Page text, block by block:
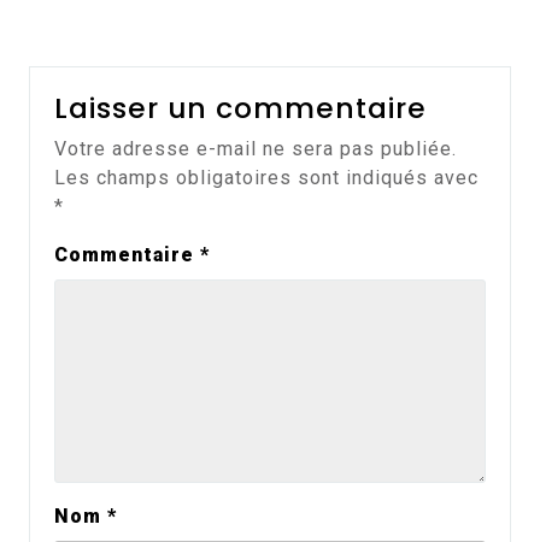
Laisser un commentaire
Votre adresse e-mail ne sera pas publiée.
Les champs obligatoires sont indiqués avec
*
Commentaire *
Nom *